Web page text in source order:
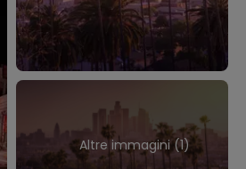
Altre immagini (1)